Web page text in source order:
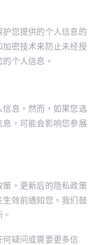
您提供的个人信息的
密技术来防止未经授
个人信息。
息。然而，如果您选
，可能会影响您参展
。更新后的隐私政策
效前通知您。我们鼓
疑问或需要更多信